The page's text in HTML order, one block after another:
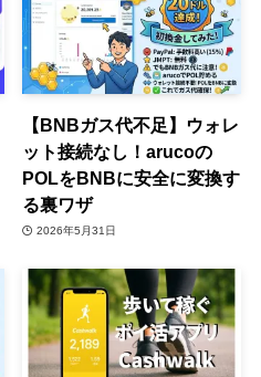
【BNBガス代不足】ウォレ
ット接続なし！arucoの
POLをBNBに安全に変換す
る裏ワザ
2026年5月31日